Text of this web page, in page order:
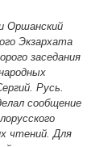
Оршанский
Экзархата
заседания
Русь.
сообщение
чтений. Для